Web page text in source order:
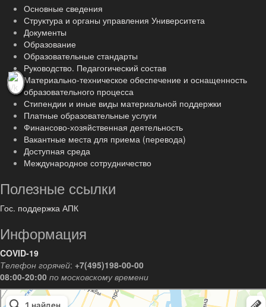
Основные сведения
Структура и органы управления Университета
Документы
Образование
Образовательные стандарты
Руководство. Педагогический состав
Материально-техническое обеспечение и оснащенность
образовательного процесса
Стипендии и иные виды материальной поддержки
Платные образовательные услуги
Финансово-хозяйственная деятельность
Вакантные места для приема (перевода)
Доступная среда
Международное сотрудничество
Полезные ссылки
Гос. поддержка АПК
Информация
COVID-19
Телефон горячей: +7(495)198-00-00
08:00-20:00 по московскому времени